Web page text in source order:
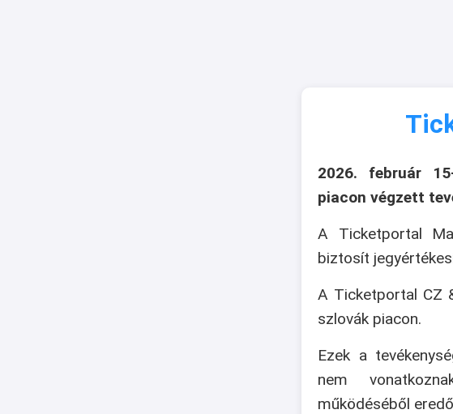
2026. február
piacon végzett
A Ticketportal
biztosít
A Ticketportal CZ
szlovák piacon.
Ezek a
nem
működéséből